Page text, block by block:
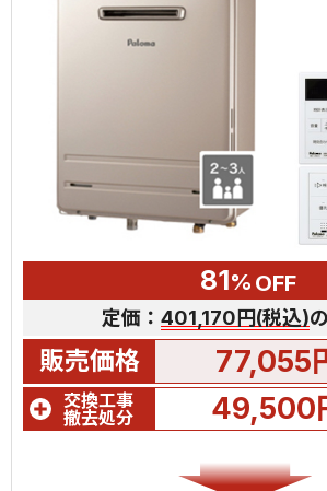
81% OFF
定価： 401,170円(税込)
販売価格 77,055
交換工事
撤去処分
49,500